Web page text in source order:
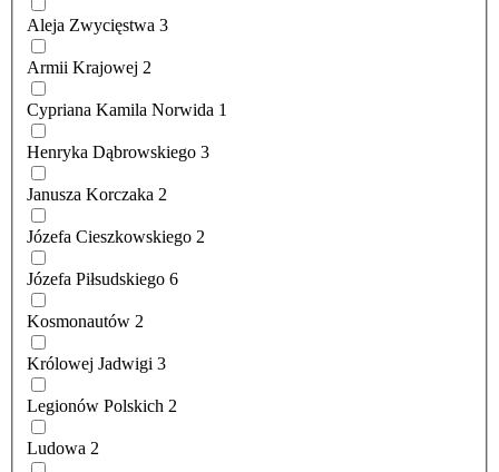
Aleja Zwycięstwa 3
Armii Krajowej 2
Cypriana Kamila Norwida 1
Henryka Dąbrowskiego 3
Janusza Korczaka 2
Józefa Cieszkowskiego 2
Józefa Piłsudskiego 6
Kosmonautów 2
Królowej Jadwigi 3
Legionów Polskich 2
Ludowa 2